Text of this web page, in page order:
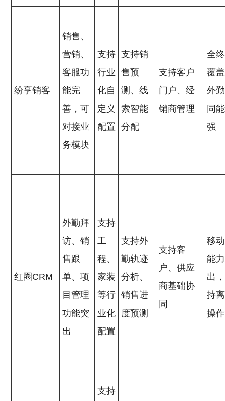
纷享销客
销售、
营销、
客服功
能完
善，可
对接业
务模块
支持
行业
化自
定义
配置
支持销
售预
测、线
索智能
分配
支持客户
门户、经
销商管理
全
覆
外
同
强
红圈CRM
外勤拜
访、销
售跟
单、项
目管理
功能突
出
支持
工
程、
家装
等行
业化
配置
支持外
勤轨迹
分析、
销售进
度预测
支持客
户、供应
商基础协
同
移
能
出
持
操作
支持